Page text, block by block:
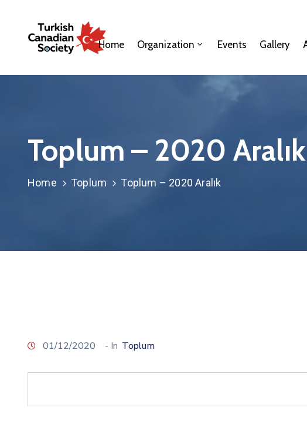
Home Organization Events Gallery
Toplum – 2020 Aralık
Home Toplum Toplum – 2020 Aralık
01/12/2020 - In Toplum